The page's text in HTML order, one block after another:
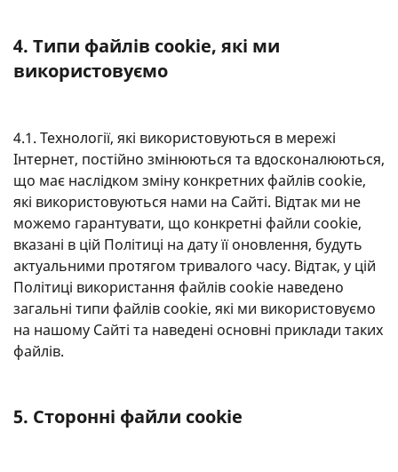
4. Типи файлів cookie, які ми
використовуємо
4.1. Технології, які використовуються в мережі
Інтернет, постійно змінюються та вдосконалюються,
що має наслідком зміну конкретних файлів cookie,
які використовуються нами на Сайті. Відтак ми не
можемо гарантувати, що конкретні файли cookie,
вказані в цій Політиці на дату її оновлення, будуть
актуальними протягом тривалого часу. Відтак, у цій
Політиці використання файлів cookie наведено
загальні типи файлів cookie, які ми використовуємо
на нашому Сайті та наведені основні приклади таких
файлів.
5. Сторонні файли cookie